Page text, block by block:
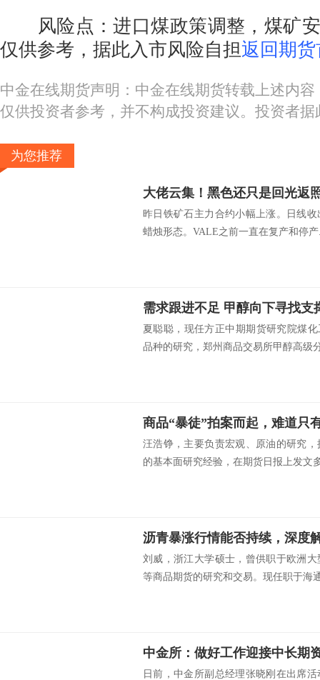
风险点：进口煤政策调整，煤矿安
仅供参考，据此入市风险自担返回期
中金在线期货声明：中金在线期货转载上述内
仅供投资者参考，并不构成投资建议。投资者
为您推荐
大佬云集！黑色还只是回光返
昨日铁矿石主力合约小幅上涨。日线
蜡烛形态。VALE之前一直在复产和停
需求跟进不足 甲醇向下寻找支
夏聪聪，现任方正中期期货研究院煤
品种的研究，郑州商品交易所甲醇高级
商品“暴徒”拍案而起，难道只
汪浩铮，主要负责宏观、原油的研究
的基本面研究经验，在期货日报上发文
沥青暴涨行情能否持续，深度
刘威，浙江大学硕士，曾供职于欧洲
等商品期货的研究和交易。现任职于海
中金所：做好工作迎接中长期
日前，中金所副总经理张晓刚在出席